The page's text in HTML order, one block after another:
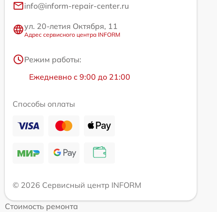
info@inform-repair-center.ru
ул. 20-летия Октября, 11
Адрес сервисного центра INFORM
Режим работы:
Ежедневно с 9:00 до 21:00
Способы оплаты
© 2026 Сервисный центр INFORM
Стоимость ремонта